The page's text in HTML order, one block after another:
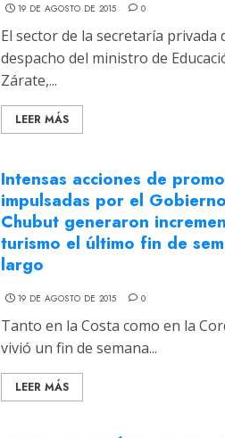
19 DE AGOSTO DE 2015 0
El sector de la secretaría privada
despacho del ministro de
Zárate,...
LEER MÁS
Intensas acciones de
impulsadas por el
Chubut generaron
turismo el último fin de
largo
19 DE AGOSTO DE 2015 0
Tanto en la Costa como en la
vivió un fin de semana...
LEER MÁS